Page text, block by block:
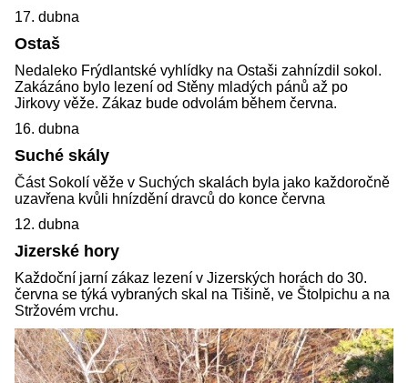
17. dubna
Ostaš
Nedaleko Frýdlantské vyhlídky na Ostaši zahnízdil sokol.
Zakázáno bylo lezení od Stěny mladých pánů až po
Jirkovy věže. Zákaz bude odvolám během června.
16. dubna
Suché skály
Část Sokolí věže v Suchých skalách byla jako každoročně
uzavřena kvůli hnízdění dravců do konce června
12. dubna
Jizerské hory
Každoční jarní zákaz lezení v Jizerských horách do 30.
června se týká vybraných skal na Tišině, ve Štolpichu a na
Stržovém vrchu.